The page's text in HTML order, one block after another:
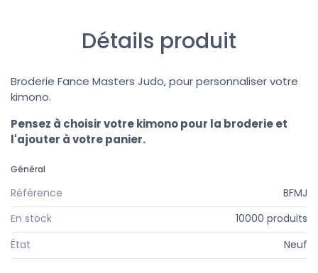
Détails produit
Broderie Fance Masters Judo, pour personnaliser votre
kimono.
Pensez à choisir votre kimono pour la broderie et
l'ajouter à votre panier.
Général
Référence
BFMJ
En stock
10000 produits
État
Neuf